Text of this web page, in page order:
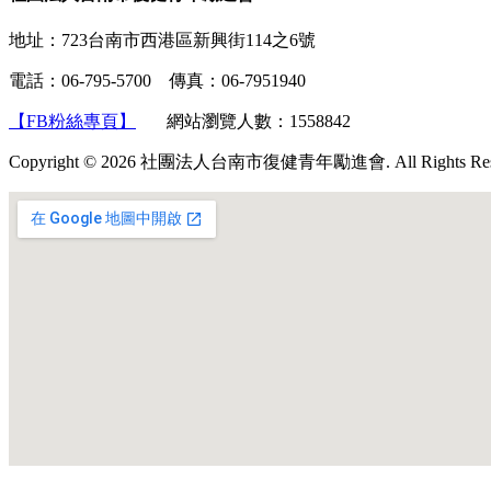
地址：723台南市西港區新興街114之6號
電話：06-795-5700 傳真：06-7951940
【FB粉絲專頁】 網站瀏覽人數：1558842
Copyright © 2026 社團法人台南市復健青年勵進會. All Rights